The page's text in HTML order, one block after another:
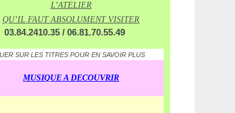
L’ATELIER
QU’IL FAUT ABSOLUMENT VISITER
03.84.2410.35 / 06.81.70.55.49
SUR LES TITRES POUR EN SAVOIR PLUS
MUSIQUE A DECOUVRIR